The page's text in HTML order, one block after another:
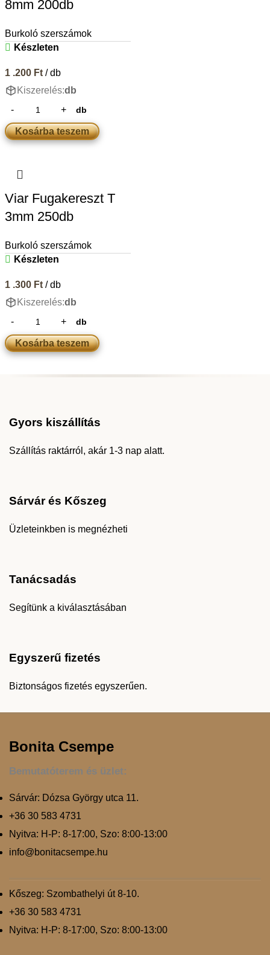
8mm 200db
Burkoló szerszámok
Készleten
1 .200 Ft/ db
Kiszerelés:db
db
Kosárba teszem
Viar Fugakereszt T
3mm 250db
Burkoló szerszámok
Készleten
1 .300 Ft/ db
Kiszerelés:db
db
Kosárba teszem
Gyors kiszállítás
Szállítás raktárról, akár 1-3 nap alatt.
Sárvár és Kőszeg
Üzleteinkben is megnézheti
Tanácsadás
Segítünk a kiválasztásában
Egyszerű fizetés
Biztonságos fizetés egyszerűen.
Bonita Csempe
Bemutatóterem és üzlet:
Sárvár: Dózsa György utca 11.
+36 30 583 4731
Nyitva: H-P: 8-17:00, Szo: 8:00-13:00
info@bonitacsempe.hu
Kőszeg: Szombathelyi út 8-10.
+36 30 583 4731
Nyitva: H-P: 8-17:00, Szo: 8:00-13:00